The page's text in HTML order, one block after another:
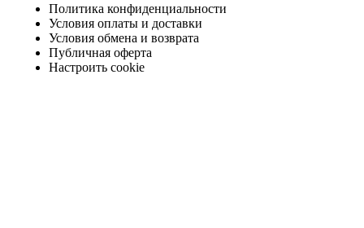
Политика конфиденциальности
Условия оплаты и доставки
Условия обмена и возврата
Публичная оферта
Настроить cookie